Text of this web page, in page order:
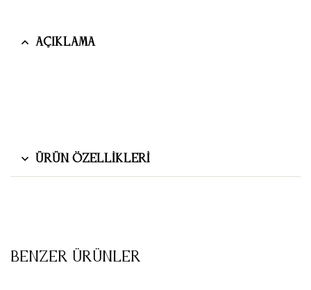
Açıklama
Ürün Özellikleri
Benzer Ürünler